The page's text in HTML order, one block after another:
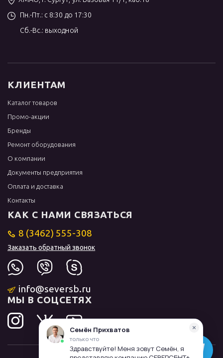
Пн.-Пт.: с 8:30 до 17:30
Сб.-Вс.: выходной
КЛИЕНТАМ
Каталог товаров
Промо-акции
Бренды
Ремонт оборудования
О компании
Документы предприятия
Оплата и доставка
Контакты
КАК С НАМИ СВЯЗАТЬСЯ
8 (3462) 555-308
Заказать обратный звонок
info@seversb.ru
МЫ В СОЦСЕТЯХ